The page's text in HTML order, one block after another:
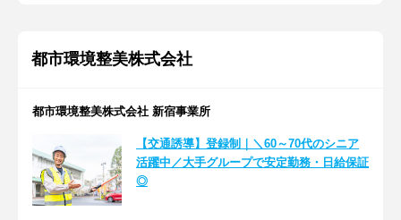
都市環境整美株式会社
都市環境整美株式会社 新宿事業所
【交通誘導】登録制｜＼60～70代のシニア
活躍中／大手グループで安定勤務・日給保証
◎